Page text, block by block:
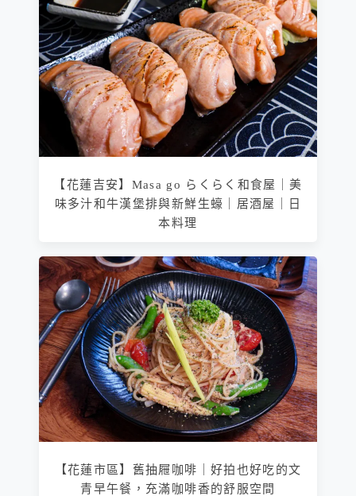
【花蓮吉安】Masa go らくらく和食屋｜美
味多汁和牛漢堡排與新鮮生蠔｜居酒屋｜日
本料理
【花蓮市區】舊抽屜咖啡｜好拍也好吃的文
青早午餐，充滿咖啡香的舒服空間